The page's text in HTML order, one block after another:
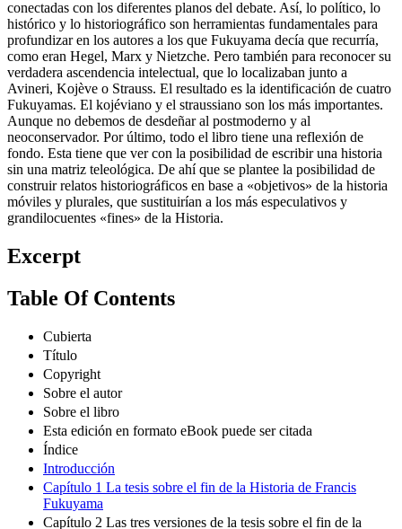
que genera el autor de la teoría de «el fin de la Historia» están
conectadas con los diferentes planos del debate. Así, lo político, lo
histórico y lo historiográfico son herramientas fundamentales para
profundizar en los autores a los que Fukuyama decía que recurría,
como eran Hegel, Marx y Nietzche. Pero también para reconocer su
verdadera ascendencia intelectual, que lo localizaban junto a
Avineri, Kojève o Strauss. El resultado es la identificación de cuatro
Fukuyamas. El kojéviano y el straussiano son los más importantes.
Aunque no debemos de desdeñar al postmoderno y al
neoconservador. Por último, todo el libro tiene una reflexión de
fondo. Esta tiene que ver con la posibilidad de escribir una historia
sin una matriz teleológica. De ahí que se plantee la posibilidad de
construir relatos historiográficos en base a «objetivos» de la historia
móviles y plurales, que sustituirían a los más especulativos y
Excerpt
Cubierta
Título
Copyright
Sobre el autor
Sobre el libro
Esta edición en formato eBook puede ser citada
Índice
Introducción
Capítulo 1 La tesis sobre el fin de la Historia de Francis
Fukuyama